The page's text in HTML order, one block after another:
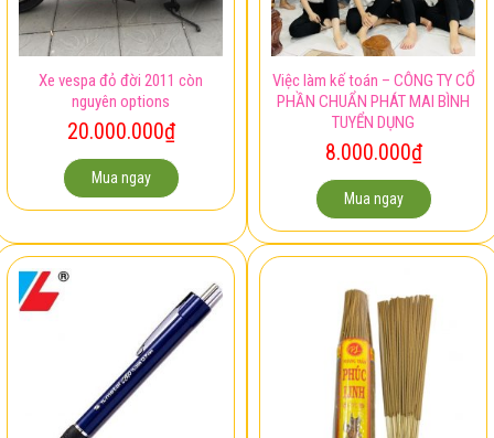
nguyên options
20.000.000₫
Mua ngay
Việc làm kế toán – CÔNG TY CỔ
PHẦN CHUẨN PHÁT MAI BÌNH
TUYỂN DỤNG
8.000.000₫
Mua ngay